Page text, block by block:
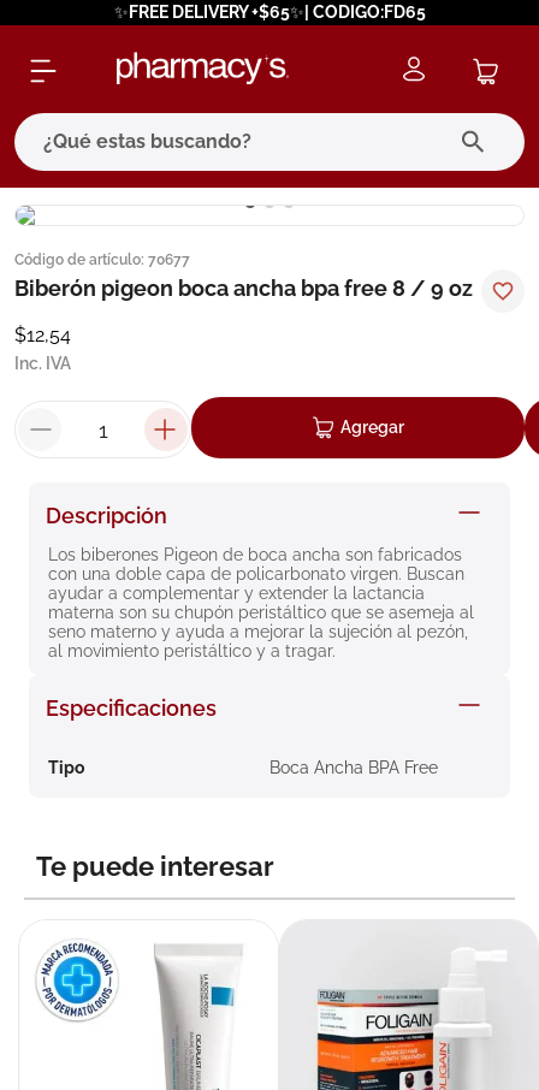
✨FREE DELIVERY +$65✨| CODIGO:FD65
¿Qué estas buscando?
Código de artículo: 70677
Biberón pigeon boca ancha bpa free 8 / 9 oz
$12,54
Inc. IVA
Agregar
Descripción
Los biberones Pigeon de boca ancha son fabricados
con una doble capa de policarbonato virgen. Buscan
ayudar a complementar y extender la lactancia
materna son su chupón peristáltico que se asemeja al
seno materno y ayuda a mejorar la sujeción al pezón,
al movimiento peristáltico y a tragar.
Especificaciones
Tipo Boca Ancha BPA Free
Te puede interesar
términos más buscados
1. eucerin
3 .
cerave
7. isdin
8. roche posay
9. megacistin
10.pañales